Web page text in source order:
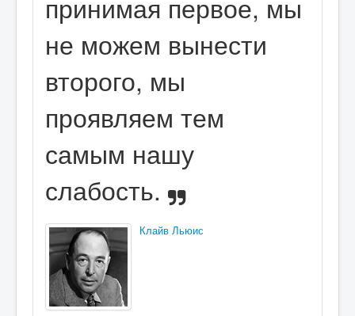
не можем вынести
второго, мы
проявляем тем
самым нашу
слабость.
Клайв Льюис